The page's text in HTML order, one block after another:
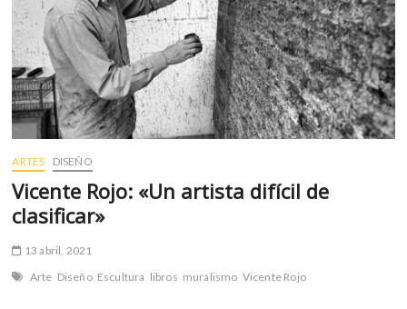
m
v
o
l
g
e
r
ARTES DISEÑO
Vicente Rojo: «Un artista difícil de
clasificar»
13 abril, 2021
Arte Diseño Escultura libros muralismo Vicente Rojo